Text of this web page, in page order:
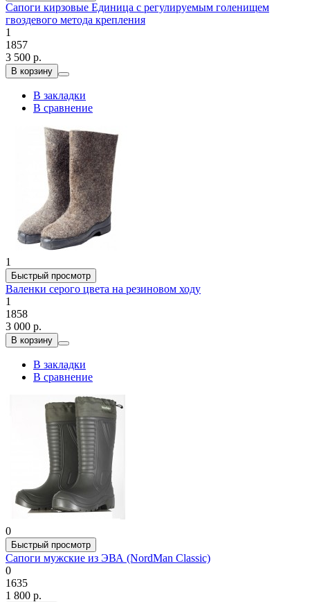
Сапоги кирзовые Единица с регулируемым голенищем
гвоздевого метода крепления
1
1857
3 500 р.
В корзину
В закладки
В сравнение
1
Быстрый просмотр
Валенки серого цвета на резиновом ходу
1
1858
3 000 р.
В корзину
В закладки
В сравнение
0
Быстрый просмотр
Сапоги мужские из ЭВА (NordMan Classic)
0
1635
1 800 р.